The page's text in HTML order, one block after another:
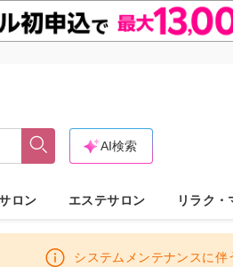
AI検索
ロン エステサロン リラク・
システムメンテナンスに